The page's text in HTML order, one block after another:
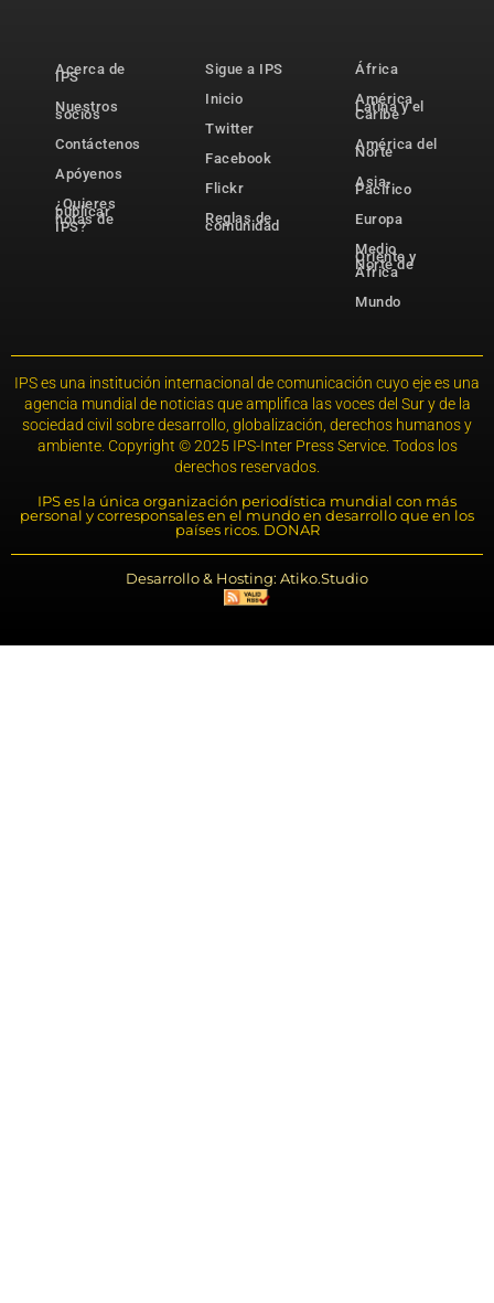
Acerca de
IPS
Nuestros
socios
Contáctenos
Apóyenos
¿Quieres
publicar
notas de
IPS?
Sigue a IPS
Inicio
Twitter
Facebook
Flickr
Reglas de
comunidad
África
América
Latina y el
Caribe
América del
Norte
Asia-
Pacífico
Europa
Medio
Oriente y
Norte de
África
Mundo
IPS es una institución internacional de comunicación cuyo eje es una
agencia mundial de noticias que amplifica las voces del Sur y de la
sociedad civil sobre desarrollo, globalización, derechos humanos y
ambiente. Copyright © 2025 IPS-Inter Press Service. Todos los
derechos reservados.
IPS es la única organización periodística mundial con más
personal y corresponsales en el mundo en desarrollo que en los
países ricos. DONAR
Desarrollo & Hosting: Atiko.Studio